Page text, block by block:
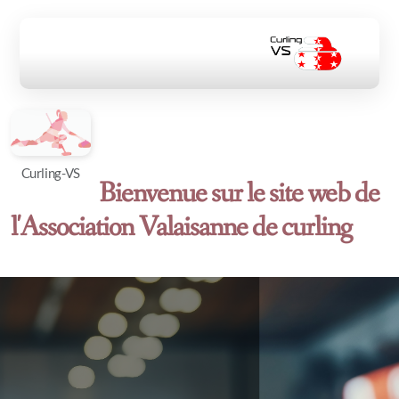
Curling-VS
Bienvenue sur le site web de
l'Association Valaisanne de curling
interclubs 24-25
Interclubs 23-24
Interclubs 22-23